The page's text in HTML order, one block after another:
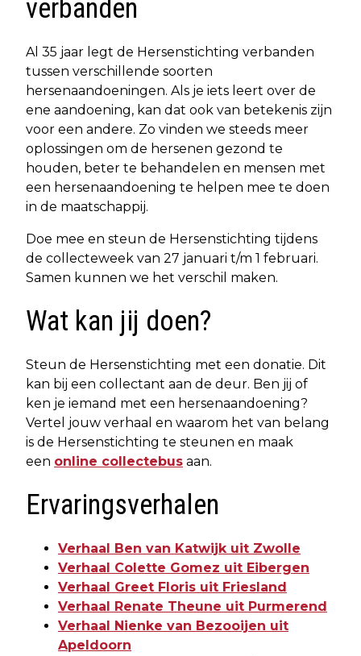
verbanden
Al 35 jaar legt de Hersenstichting verbanden
tussen verschillende soorten
hersenaandoeningen. Als je iets leert over de
ene aandoening, kan dat ook van betekenis zijn
voor een andere. Zo vinden we steeds meer
oplossingen om de hersenen gezond te
houden, beter te behandelen en mensen met
een hersenaandoening te helpen mee te doen
in de maatschappij.
Doe mee en steun de Hersenstichting tijdens
de collecteweek van 27 januari t/m 1 februari.
Samen kunnen we het verschil maken.
Wat kan jij doen?
Steun de Hersenstichting met een donatie. Dit
kan bij een collectant aan de deur. Ben jij of
ken je iemand met een hersenaandoening?
Vertel jouw verhaal en waarom het van belang
is de Hersenstichting te steunen en maak
een online collectebus aan.
Ervaringsverhalen
Verhaal Ben van Katwijk uit Zwolle
Verhaal Colette Gomez uit Eibergen
Verhaal Greet Floris uit Friesland
Verhaal Renate Theune uit Purmerend
Verhaal Nienke van Bezooijen uit
Apeldoorn